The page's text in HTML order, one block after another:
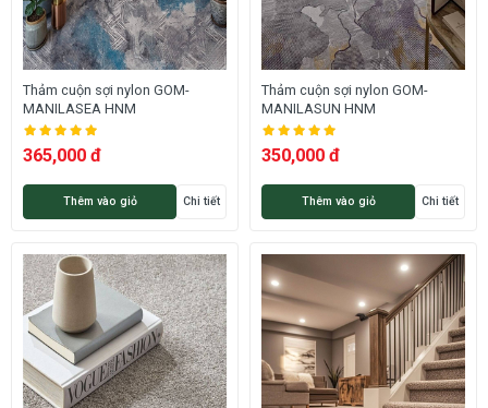
Thảm cuộn sợi nylon GOM-
MANILASEA HNM
365,000 đ
Thêm vào giỏ Chi tiết
Thảm cuộn sợi nylon GOM-
MANILASUN HNM
350,000 đ
Thêm vào giỏ Chi tiết